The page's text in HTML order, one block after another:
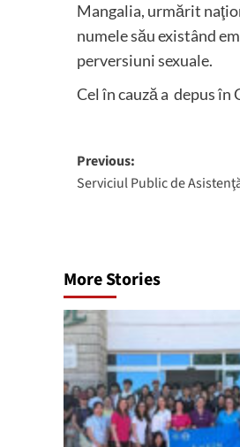
Mangalia, urmărit
numele său existând
perversiuni sexuale.
Cel în cauzăa depus în
Post
navigation
Previous:
Serviciul Public de
More Stories